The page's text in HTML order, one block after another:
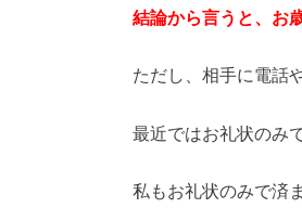
結論から言うと、お
ただし、相手に電話
最近ではお礼状のみ
私もお礼状のみで済